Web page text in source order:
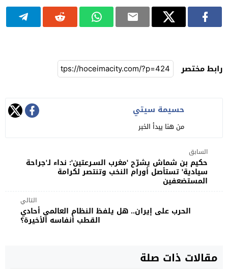
رابط مختصر
حسيمة سيتي
من هنا يبدأ الخبر
السابق
حكيم بن شماش يشرّح 'مغرب السـرعتين': نداء لـ'جراحة
سيادية' تستأصل أورام النخب وتنتصر لكرامة
المستضعفين
التالي
الحرب على إيران.. هل يلفظ النظام العالمي أحادي
القطب أنفاسه الأخيرة؟
مقالات ذات صلة